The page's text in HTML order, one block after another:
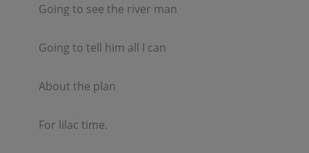
Going to see the river man
Going to tell him all I can
About the plan
For lilac time.